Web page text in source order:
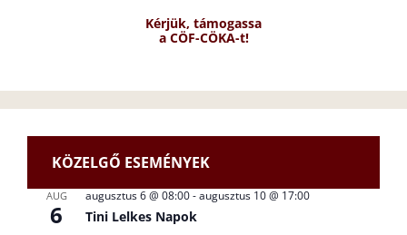
Kérjük, támogassa
a CÖF-CÖKA-t!
KÖZELGŐ ESEMÉNYEK
AUG
6
augusztus 6 @ 08:00-augusztus 10 @ 17:00
Tini Lelkes Napok